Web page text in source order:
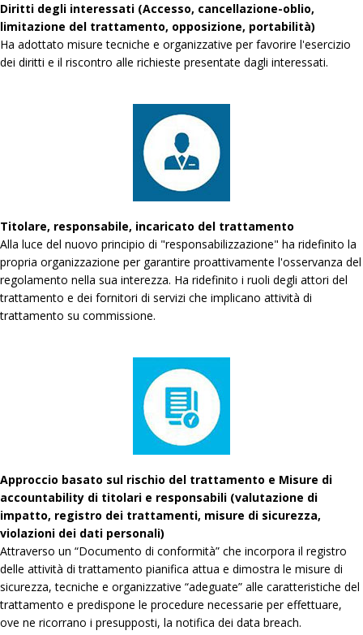
Diritti degli interessati (Accesso, cancellazione-oblio,
limitazione del trattamento, opposizione, portabilità)
Ha adottato misure tecniche e organizzative per favorire l'esercizio
dei diritti e il riscontro alle richieste presentate dagli interessati.
Titolare, responsabile, incaricato del trattamento
Alla luce del nuovo principio di "responsabilizzazione" ha ridefinito la
propria organizzazione per garantire proattivamente l'osservanza del
regolamento nella sua interezza. Ha ridefinito i ruoli degli attori del
trattamento e dei fornitori di servizi che implicano attività di
trattamento su commissione.
Approccio basato sul rischio del trattamento e Misure di
accountability di titolari e responsabili (valutazione di
impatto, registro dei trattamenti, misure di sicurezza,
violazioni dei dati personali)
Attraverso un “Documento di conformità” che incorpora il registro
delle attività di trattamento pianifica attua e dimostra le misure di
sicurezza, tecniche e organizzative “adeguate” alle caratteristiche del
trattamento e predispone le procedure necessarie per effettuare,
ove ne ricorrano i presupposti, la notifica dei data breach.